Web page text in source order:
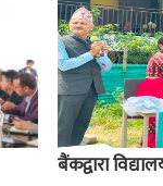
बैंकद्वारा